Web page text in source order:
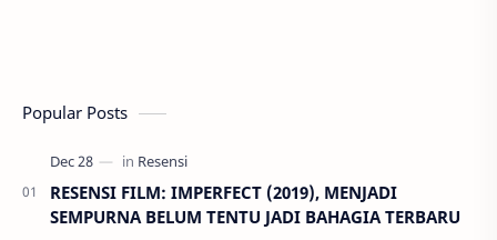
Popular Posts
RESENSI FILM: IMPERFECT (2019), MENJADI
SEMPURNA BELUM TENTU JADI BAHAGIA TERBARU